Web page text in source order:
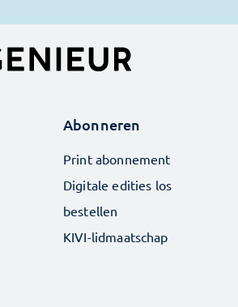
Abonneren
Print abonnement
Digitale edities los
bestellen
KIVI-lidmaatschap